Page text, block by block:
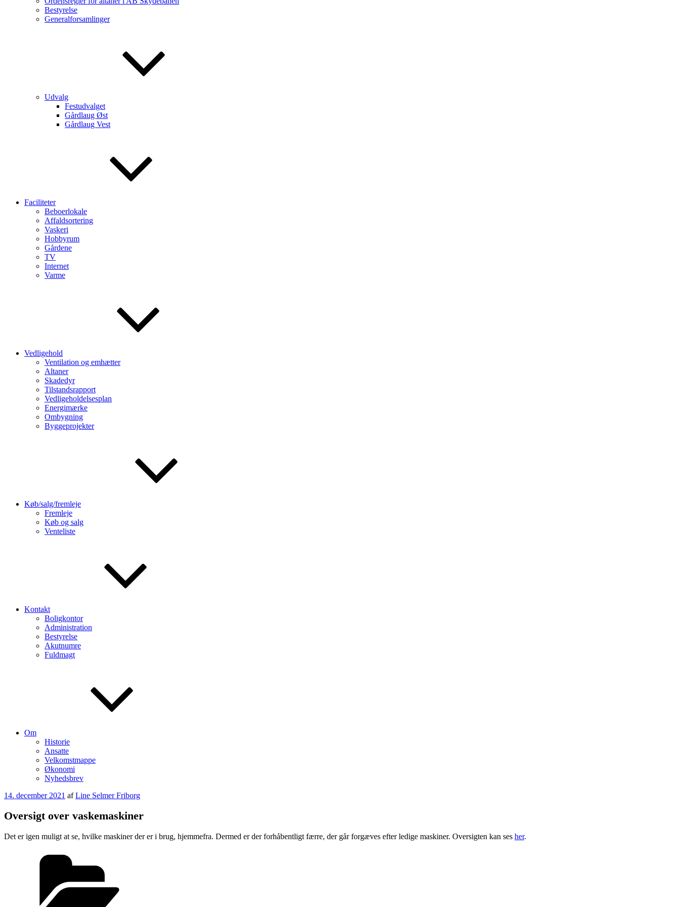
Bestyrelse
Generalforsamlinger
Udvalg
Festudvalget
Gårdlaug Øst
Gårdlaug Vest
Faciliteter
Beboerlokale
Affaldsortering
Vaskeri
Hobbyrum
Gårdene
TV
Internet
Varme
Vedligehold
Ventilation og emhætter
Altaner
Skadedyr
Tilstandsrapport
Vedligeholdelsesplan
Energimærke
Ombygning
Byggeprojekter
Køb/salg/fremleje
Fremleje
Køb og salg
Venteliste
Kontakt
Boligkontor
Administration
Bestyrelse
Akutnumre
Fuldmagt
Om
Historie
Ansatte
Velkomstmappe
Økonomi
Nyhedsbrev
Udgivet
14. december 2021 afLine Selmer Friborg
Oversigt over vaskemaskiner
Det er igen muligt at se, hvilke maskiner der er i brug, hjemmefra. Dermed er der forhåbentligt færre, der går forgæves efter ledige maskiner. Oversigten kan ses her.